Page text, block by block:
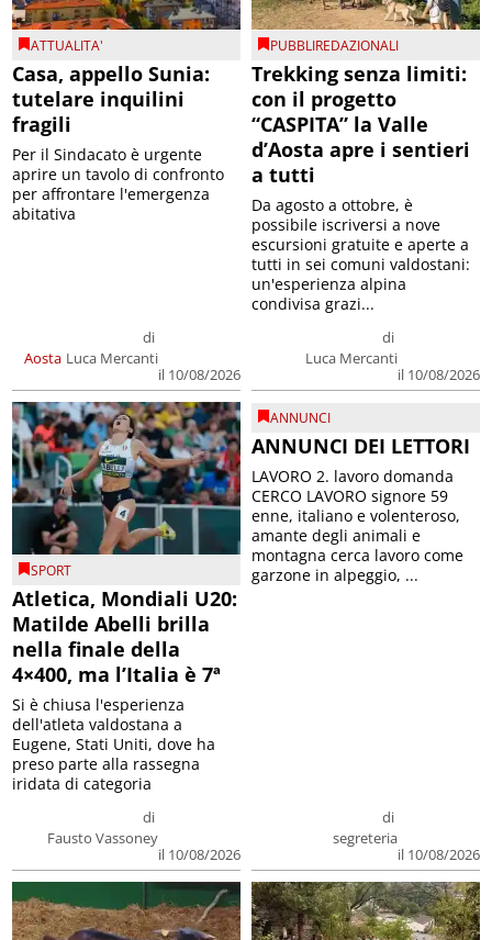
ATTUALITA'
Casa, appello Sunia:
tutelare inquilini
fragili
Aosta
di
Luca Mercanti
il 10/08/2026
Per il Sindacato è urgente
aprire un tavolo di confronto
per affrontare l'emergenza
abitativa
PUBBLIREDAZIONALI
Trekking senza limiti:
con il progetto
“CASPITA” la Valle
d’Aosta apre i sentieri
a tutti
di
Luca Mercanti
il 10/08/2026
Da agosto a ottobre, è
possibile iscriversi a nove
escursioni gratuite e aperte a
tutti in sei comuni valdostani:
un'esperienza alpina
condivisa grazi...
SPORT
Atletica, Mondiali U20:
Matilde Abelli brilla
nella finale della
4×400, ma l’Italia è 7ª
di
Fausto Vassoney
il 10/08/2026
Si è chiusa l'esperienza
dell'atleta valdostana a
Eugene, Stati Uniti, dove ha
preso parte alla rassegna
iridata di categoria
ANNUNCI
ANNUNCI DEI LETTORI
di
segreteria
il 10/08/2026
LAVORO 2. lavoro domanda
CERCO LAVORO signore 59
enne, italiano e volenteroso,
amante degli animali e
montagna cerca lavoro come
garzone in alpeggio, ...